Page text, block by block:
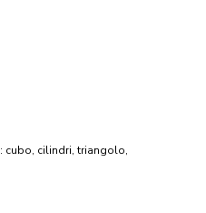
cubo, cilindri, triangolo,